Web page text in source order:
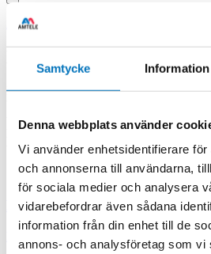
Samtycke Information
Denna webbplats använder
Vi använder enhetsidentifierare
och annonserna till användarna,
för sociala medier och analysera
vidarebefordrar även sådana
information från din enhet till de
annons- och analysföretag som vi
Amtele
Hållbara handinstrument som klarar den
tekniska avdelningar, av fältingenjörer
laboratoriet för att ge spårbarhet. Vi har
tryck i alla sammanhang.
DPI 800